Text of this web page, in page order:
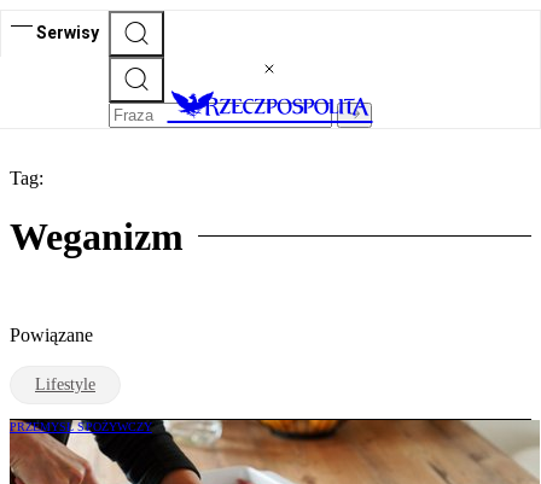
Serwisy
Tag:
Weganizm
Powiązane
Lifestyle
PRZEMYSŁ SPOŻYWCZY
Koniec z „roślinnym kurczakiem”. Unia